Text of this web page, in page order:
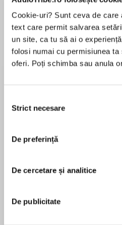
Cookie-uri? Sunt ceva de
text care permit salvarea
un site, ca tu să ai o
folosi numai cu permisiunea
oferi. Poți schimba sau anula
consimțământului
Strict necesare
De preferință
De cercetare și analitice
De publicitate
de...
Dani Francis
la...
Lauren
Desprecarte
FIRST.
How can you have a
the death of her firework
loss of three friendships
MAI MULT
pentru această carte
Eric Lindstrom is a BAFTA